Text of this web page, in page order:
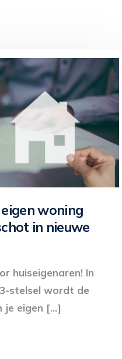
woning
in nieuwe
huiseigenaren! In
stelsel wordt de
je eigen […]